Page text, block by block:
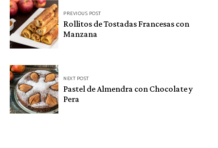
Navegación
de
entradas
PREVIOUS POST
Rollitos de Tostadas Francesas con
Manzana
NEXT POST
Pastel de Almendra con Chocolate y
Pera